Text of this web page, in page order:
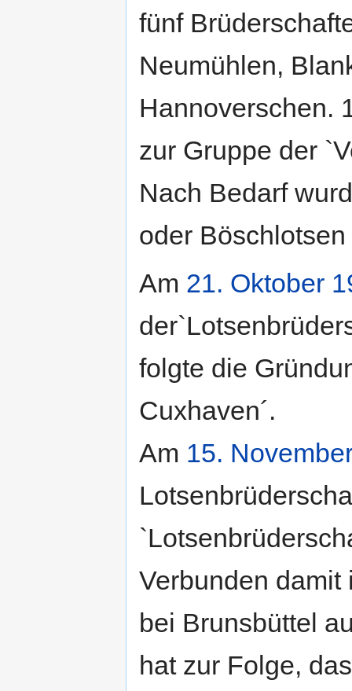
fünf
Neumühlen,
Hannoverschen.
zur Gruppe der
Nach Bedarf
oder
Am 21. Oktober
folgte die
Cuxhaven´.
Am 15.
Verbunden
bei Brunsbüttel
hat zur Folge,